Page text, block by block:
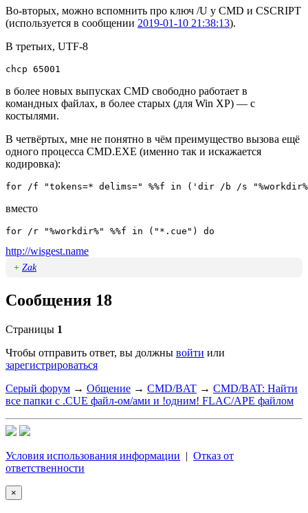
Во-вторых, можно вспомнить про ключ /U у CMD и CSCRIPT
(используется в сообщении 2019-01-10 21:38:13).
В третьих, UTF-8
chcp 65001
в более новых выпусках CMD свободно работает в
командных файлах, в более старых (для Win XP) — с
костылями.
В четвёртых, мне не понятно в чём преимущество вызова ещё
одного процесса CMD.EXE (именно так и искажается
кодировка):
for /f "tokens=* delims=" %%f in ('dir /b /s
вместо
for /r "%workdir%" %%f in ("*.cue") do
http://wisgest.name
+ Zak
Сообщения 18
Страницы 1
Чтобы отправить ответ, вы должны войти или
зарегистрироваться
Серый форум → Общение → CMD/BAT → CMD/BAT: Найти
все папки с .CUE файл-ом/ами и !одним! FLAC/APE файлом
Условия использования информации | Отказ от
ответственности
×